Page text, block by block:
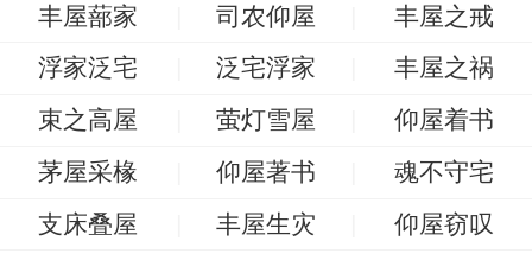
丰屋蔀家
司农仰屋
丰屋之戒
浮家泛宅
泛宅浮家
丰屋之祸
束之高屋
萤灯雪屋
仰屋着书
茅屋采椽
仰屋著书
魂不守宅
支床叠屋
丰屋生灾
仰屋窃叹